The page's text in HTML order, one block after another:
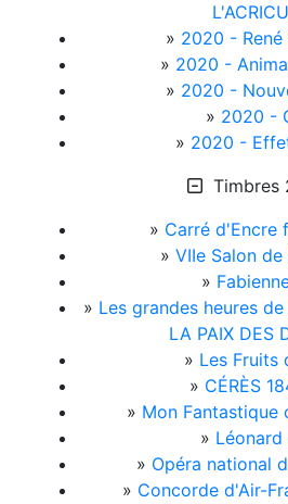
» 2020 - René
» 2020 -
» 2020 -
» 2020 -
» 2020 -
Timbres
» Carré d'Encre
» VIIe Salon
»
» Les grandes heures
LA PAIX DES
» Les Fruits
» CÉRÈS
» Mon Fantastique
»
» Opéra national
» Concorde d'Air-